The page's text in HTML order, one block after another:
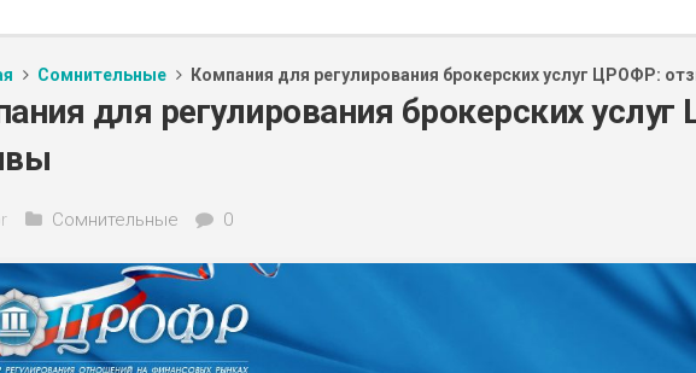
Сомнительные Компания для регулирования брокерских услуг ЦРОФР:
для регулирования брокерских
Сомнительные 0